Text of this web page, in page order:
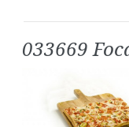
033669